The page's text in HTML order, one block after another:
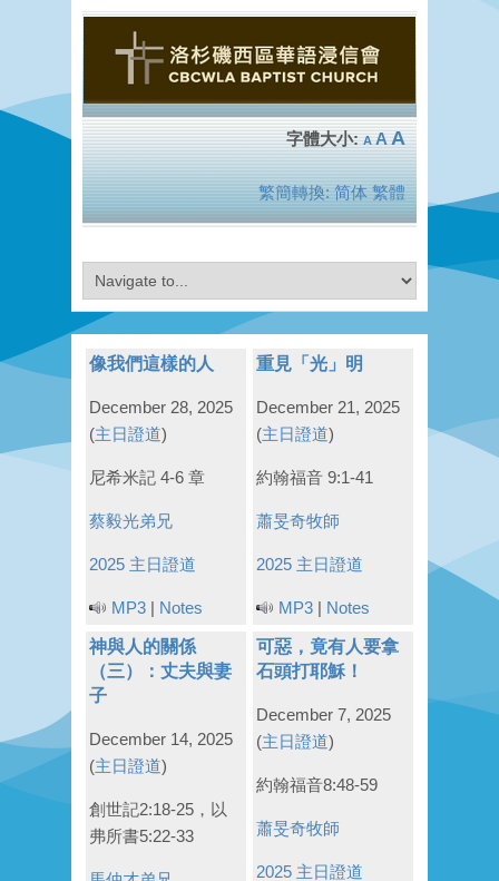
A A A
繁簡轉換: 简体 繁體
像我們這樣的人
December 28, 2025
(主日證道)
尼希米記 4-6 章
蔡毅光弟兄
2025 主日證道
MP3 | Notes
重見「光」明
December 21, 2025
(主日證道)
約翰福音 9:1-41
蕭旻奇牧師
2025 主日證道
MP3 | Notes
神與人的關係
（三）：丈夫與妻
子
December 14, 2025
(主日證道)
創世記2:18-25，以
弗所書5:22-33
可惡，竟有人要拿
石頭打耶穌！
December 7, 2025
(主日證道)
約翰福音8:48-59
蕭旻奇牧師
2025 主日證道